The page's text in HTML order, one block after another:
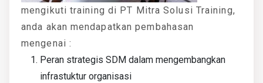
mengikuti training di PT Mitra Solusi Training,
anda akan mendapatkan pembahasan
mengenai :
Peran strategis SDM dalam mengembangkan
infrastuktur organisasi